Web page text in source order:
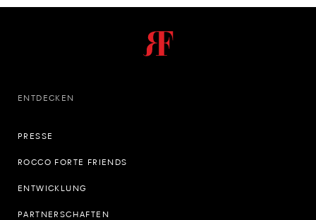
ENTDECKEN
PRESSE
ROCCO FORTE FRIENDS
ENTWICKLUNG
PARTNERSCHAFTEN